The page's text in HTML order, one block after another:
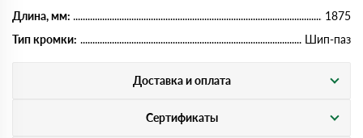
Длина, мм:
1875
Тип кромки:
Шип-паз
Доставка и оплата
Сертификаты